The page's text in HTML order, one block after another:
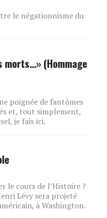
le négationnisme du
morts…» (Hommage
poignée de fantômes
et, tout simplement,
je fais ici.
le cours de l’Histoire ?
Lévy sera projeté
à Washington.